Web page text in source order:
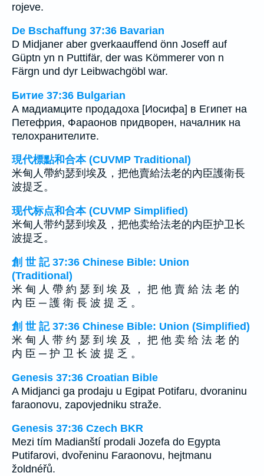
rojeve.
De Bschaffung 37:36 Bavarian
D Midjaner aber gverkaauffend önn Joseff auf
Güptn yn n Puttifär, der was Kömmerer von n
Färgn und dyr Leibwachgöbl war.
Битие 37:36 Bulgarian
А мадиамците продадоха [Иосифа] в Египет на
Петефрия, Фараонов придворен, началник на
телохранителите.
現代標點和合本 (CUVMP Traditional)
米甸人帶約瑟到埃及，把他賣給法老的內臣護衛長
波提乏。
现代标点和合本 (CUVMP Simplified)
米甸人带约瑟到埃及，把他卖给法老的内臣护卫长
波提乏。
創 世 記 37:36 Chinese Bible: Union
(Traditional)
米 甸 人 帶 約 瑟 到 埃 及 ， 把 他 賣 給 法 老 的
內 臣 ─ 護 衛 長 波 提 乏 。
創 世 記 37:36 Chinese Bible: Union (Simplified)
米 甸 人 带 约 瑟 到 埃 及 ， 把 他 卖 给 法 老 的
内 臣 ─ 护 卫 长 波 提 乏 。
Genesis 37:36 Croatian Bible
A Midjanci ga prodaju u Egipat Potifaru, dvoraninu
faraonovu, zapovjedniku straže.
Genesis 37:36 Czech BKR
Mezi tím Madianští prodali Jozefa do Egypta
Putifarovi, dvořeninu Faraonovu, hejtmanu
žoldnéřů.